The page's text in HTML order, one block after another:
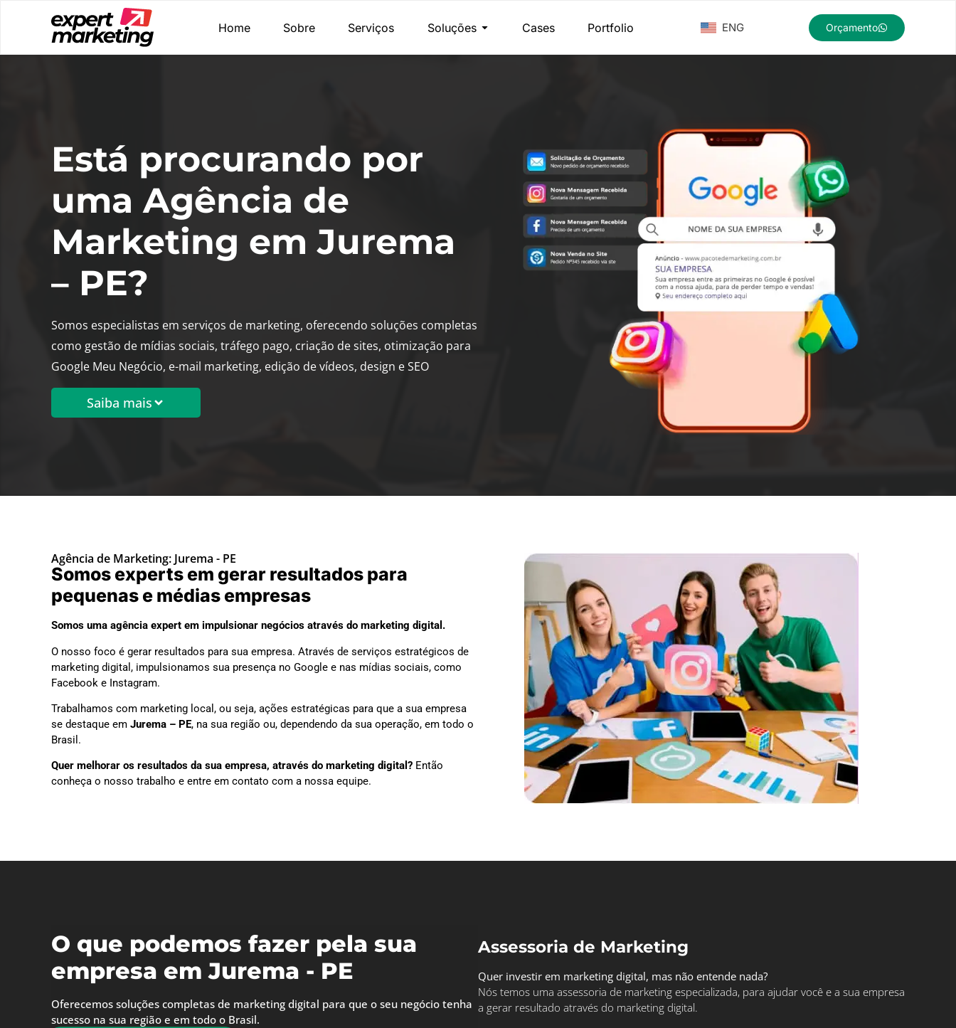
Home Sobre Serviços Soluções Cases Portfolio ENG Orçamento
Está procurando por
uma Agência de
Marketing em Jurema
– PE?
Somos especialistas em serviços de marketing, oferecendo soluções completas
como gestão de mídias sociais, tráfego pago, criação de sites, otimização para
Google Meu Negócio, e-mail marketing, edição de vídeos, design e SEO
Saiba mais
Agência de Marketing: Jurema - PE
Somos experts em gerar resultados para
pequenas e médias empresas
Somos uma agência expert em impulsionar negócios através do marketing digital.
O nosso foco é gerar resultados para sua empresa. Através de serviços estratégicos de
marketing digital, impulsionamos sua presença no Google e nas mídias sociais, como
Facebook e Instagram.
Trabalhamos com marketing local, ou seja, ações estratégicas para que a sua empresa
se destaque em Jurema – PE, na sua região ou, dependendo da sua operação, em todo o
Brasil.
Quer melhorar os resultados da sua empresa, através do marketing digital? Então
conheça o nosso trabalho e entre em contato com a nossa equipe.
O que podemos fazer pela sua
empresa em Jurema - PE
Oferecemos soluções completas de marketing digital para que o seu negócio tenha
sucesso na sua região e em todo o Brasil.
Assessoria de Marketing
Quer investir em marketing digital, mas não entende nada?
Nós temos uma assessoria de marketing especializada, para ajudar você e a sua empresa
a gerar resultado através do marketing digital.